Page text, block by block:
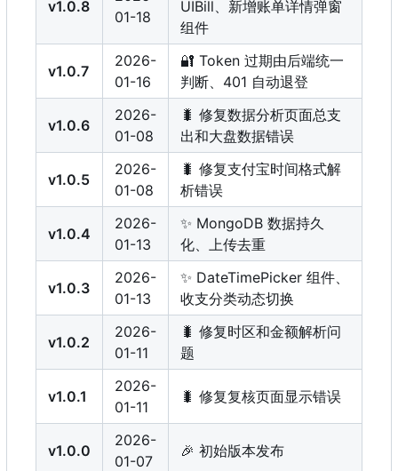
v1.0.8
01-18
UIBill、新增账单详情弹窗
组件
v1.0.7
2026-
01-16
🔐 Token 过期由后端统一
判断、401 自动退登
v1.0.6
2026-
01-08
🐛 修复数据分析页面总支
出和大盘数据错误
v1.0.5
2026-
01-08
🐛 修复支付宝时间格式解
析错误
v1.0.4
2026-
01-13
✨ MongoDB 数据持久
化、上传去重
v1.0.3
2026-
01-13
✨ DateTimePicker 组件、
收支分类动态切换
v1.0.2
2026-
01-11
🐛 修复时区和金额解析问
题
v1.0.1
2026-
01-11
🐛 修复复核页面显示错误
v1.0.0
2026-
01-07
🎉 初始版本发布